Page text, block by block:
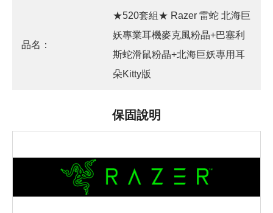
品名：
★520套組★ Razer 雷蛇 北海巨
妖專業耳機麥克風粉晶+巴塞利
斯蛇滑鼠粉晶+北海巨妖專用耳
朵Kitty版
保固說明